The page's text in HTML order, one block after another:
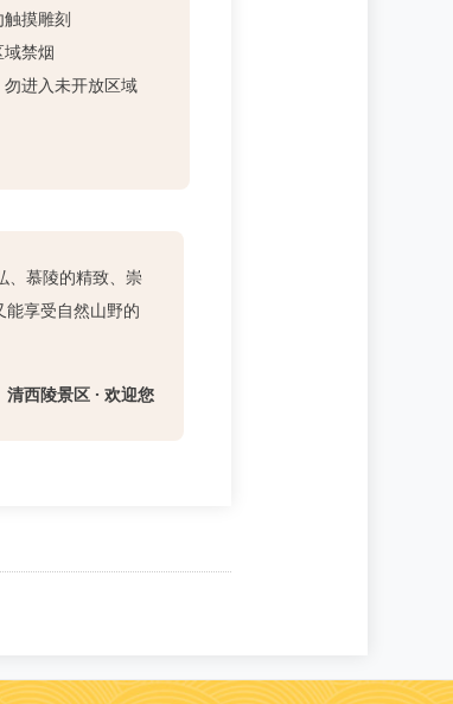
摸雕刻
禁烟
进入未开放区域
、慕陵的精致、崇
享受自然山野的
清西陵景区 · 欢迎您